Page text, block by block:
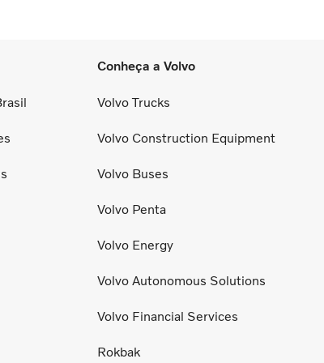
Conheça a Volvo
Volvo Trucks
Volvo Construction Equipment
Volvo Buses
Volvo Penta
Volvo Energy
Volvo Autonomous Solutions
Volvo Financial Services
Rokbak